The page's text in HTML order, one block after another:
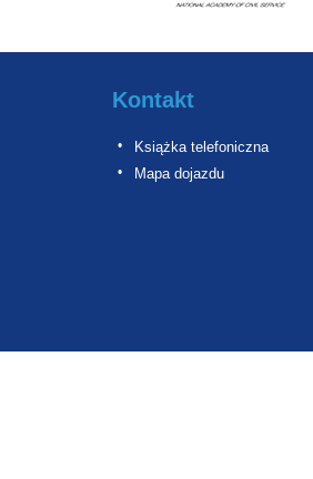
Kontakt
Książka telefoniczna
Mapa dojazdu